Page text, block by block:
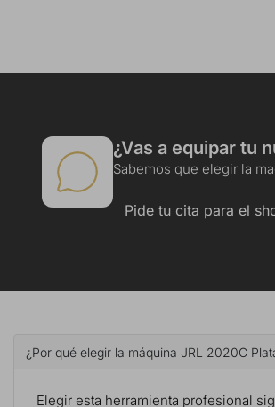
¿Vas a equipar tu
Sabemos que elegir la
Pide tu cita para el
¿Por qué elegir la máquina JRL 2020C
Elegir esta herramienta profesional